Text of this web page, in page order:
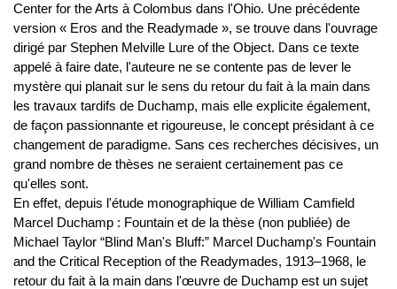
Center for the Arts à Colombus dans l'Ohio. Une précédente
version « Eros and the Readymade », se trouve dans l'ouvrage
dirigé par Stephen Melville Lure of the Object. Dans ce texte
appelé à faire date, l'auteure ne se contente pas de lever le
mystère qui planait sur le sens du retour du fait à la main dans
les travaux tardifs de Duchamp, mais elle explicite également,
de façon passionnante et rigoureuse, le concept présidant à ce
changement de paradigme. Sans ces recherches décisives, un
grand nombre de thèses ne seraient certainement pas ce
qu'elles sont.
En effet, depuis l'étude monographique de William Camfield
Marcel Duchamp : Fountain et de la thèse (non publiée) de
Michael Taylor “Blind Man's Bluff:” Marcel Duchamp's Fountain
and the Critical Reception of the Readymades, 1913–1968, le
retour du fait à la main dans l'œuvre de Duchamp est un sujet